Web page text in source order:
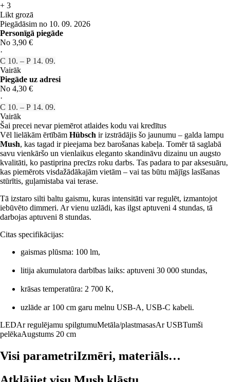
+ 3
Likt grozā
Piegādāsim no 10. 09. 2026
Personīgā piegāde
No 3,90 €
·
C 10. – P 14. 09.
Vairāk
Piegāde uz adresi
No 4,30 €
·
C 10. – P 14. 09.
Vairāk
Šai precei nevar piemērot atlaides kodu vai kredītus
Vēl lielākām ērtībām Hübsch ir izstrādājis šo jaunumu – galda lampu
Mush, kas tagad ir pieejama bez barošanas kabeļa. Tomēr tā saglabā
savu vienkāršo un vienlaikus eleganto skandināvu dizainu un augsto
kvalitāti, ko pastiprina precīzs roku darbs. Tas padara to par aksesuāru,
kas piemērots visdažādākajām vietām – vai tas būtu mājīgs lasīšanas
stūrītis, guļamistaba vai terase.
Tā izstaro silti baltu gaismu, kuras intensitāti var regulēt, izmantojot
iebūvēto dimmeri. Ar vienu uzlādi, kas ilgst aptuveni 4 stundas, tā
darbojas aptuveni 8 stundas.
Citas specifikācijas:
gaismas plūsma: 100 lm,
litija akumulatora darbības laiks: aptuveni 30 000 stundas,
krāsas temperatūra: 2 700 K,
uzlāde ar 100 cm garu melnu USB-A, USB-C kabeli.
LEDAr regulējamu spilgtumuMetāla/plastmasasAr USBTumši
pelēkaAugstums 20 cm
Visi parametriIzmēri, materiāls…